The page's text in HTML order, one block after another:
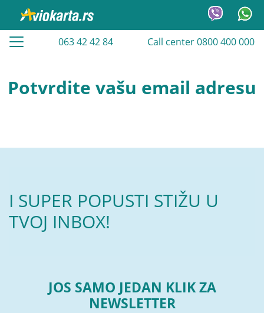
063 42 42 84 Call center 0800 400 000
Potvrdite vašu email adresu
I SUPER POPUSTI STIŽU U
TVOJ INBOX!
JOS SAMO JEDAN KLIK ZA
NEWSLETTER